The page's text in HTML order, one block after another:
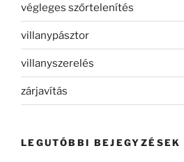
végleges szőrtelenítés
villanypásztor
villanyszerelés
zárjavítás
LEGUTÓBBI BEJEGYZÉSEK